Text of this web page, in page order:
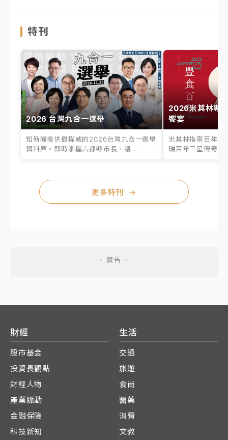
特刊
2026 台灣九合一選舉
知新聞提供最權威的2026台灣九合一選舉
資料庫。即時掌握六都縣市長、議...
2026米其林專
饗宴
米其林指南百年之
瑞百年三星傳奇、
更多特刊 →
財經
股市基金
投資長觀點
財經人物
產業脈動
金融保險
科技新知
生活
交通
旅遊
食尚
醫藥
消費
文教